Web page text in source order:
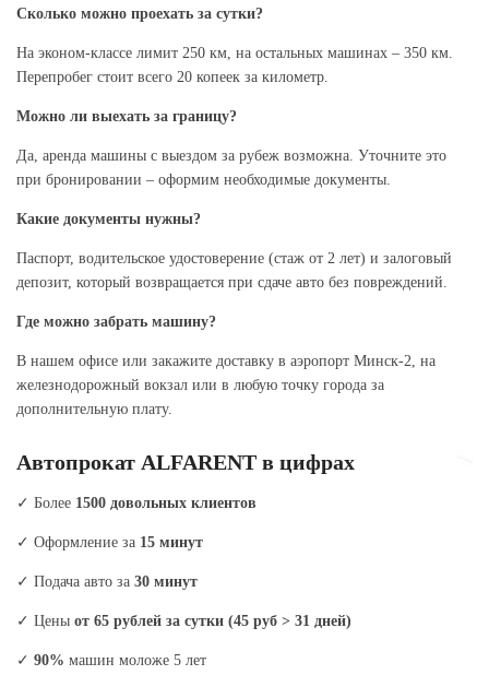
Сколько можно проехать за сутки?
На эконом-классе лимит 250 км, на остальных машинах – 350 км.
Перепробег стоит всего 20 копеек за километр.
Можно ли выехать за границу?
Да, аренда машины с выездом за рубеж возможна. Уточните это
при бронировании – оформим необходимые документы.
Какие документы нужны?
Паспорт, водительское удостоверение (стаж от 2 лет) и залоговый
депозит, который возвращается при сдаче авто без повреждений.
Где можно забрать машину?
В нашем офисе или закажите доставку в аэропорт Минск-2, на
железнодорожный вокзал или в любую точку города за
дополнительную плату.
Автопрокат ALFARENT в цифрах
✓ Более 1500 довольных клиентов
✓ Оформление за 15 минут
✓ Подача авто за 30 минут
✓ Цены от 65 рублей за сутки (45 руб > 31 дней)
✓ 90% машин моложе 5 лет